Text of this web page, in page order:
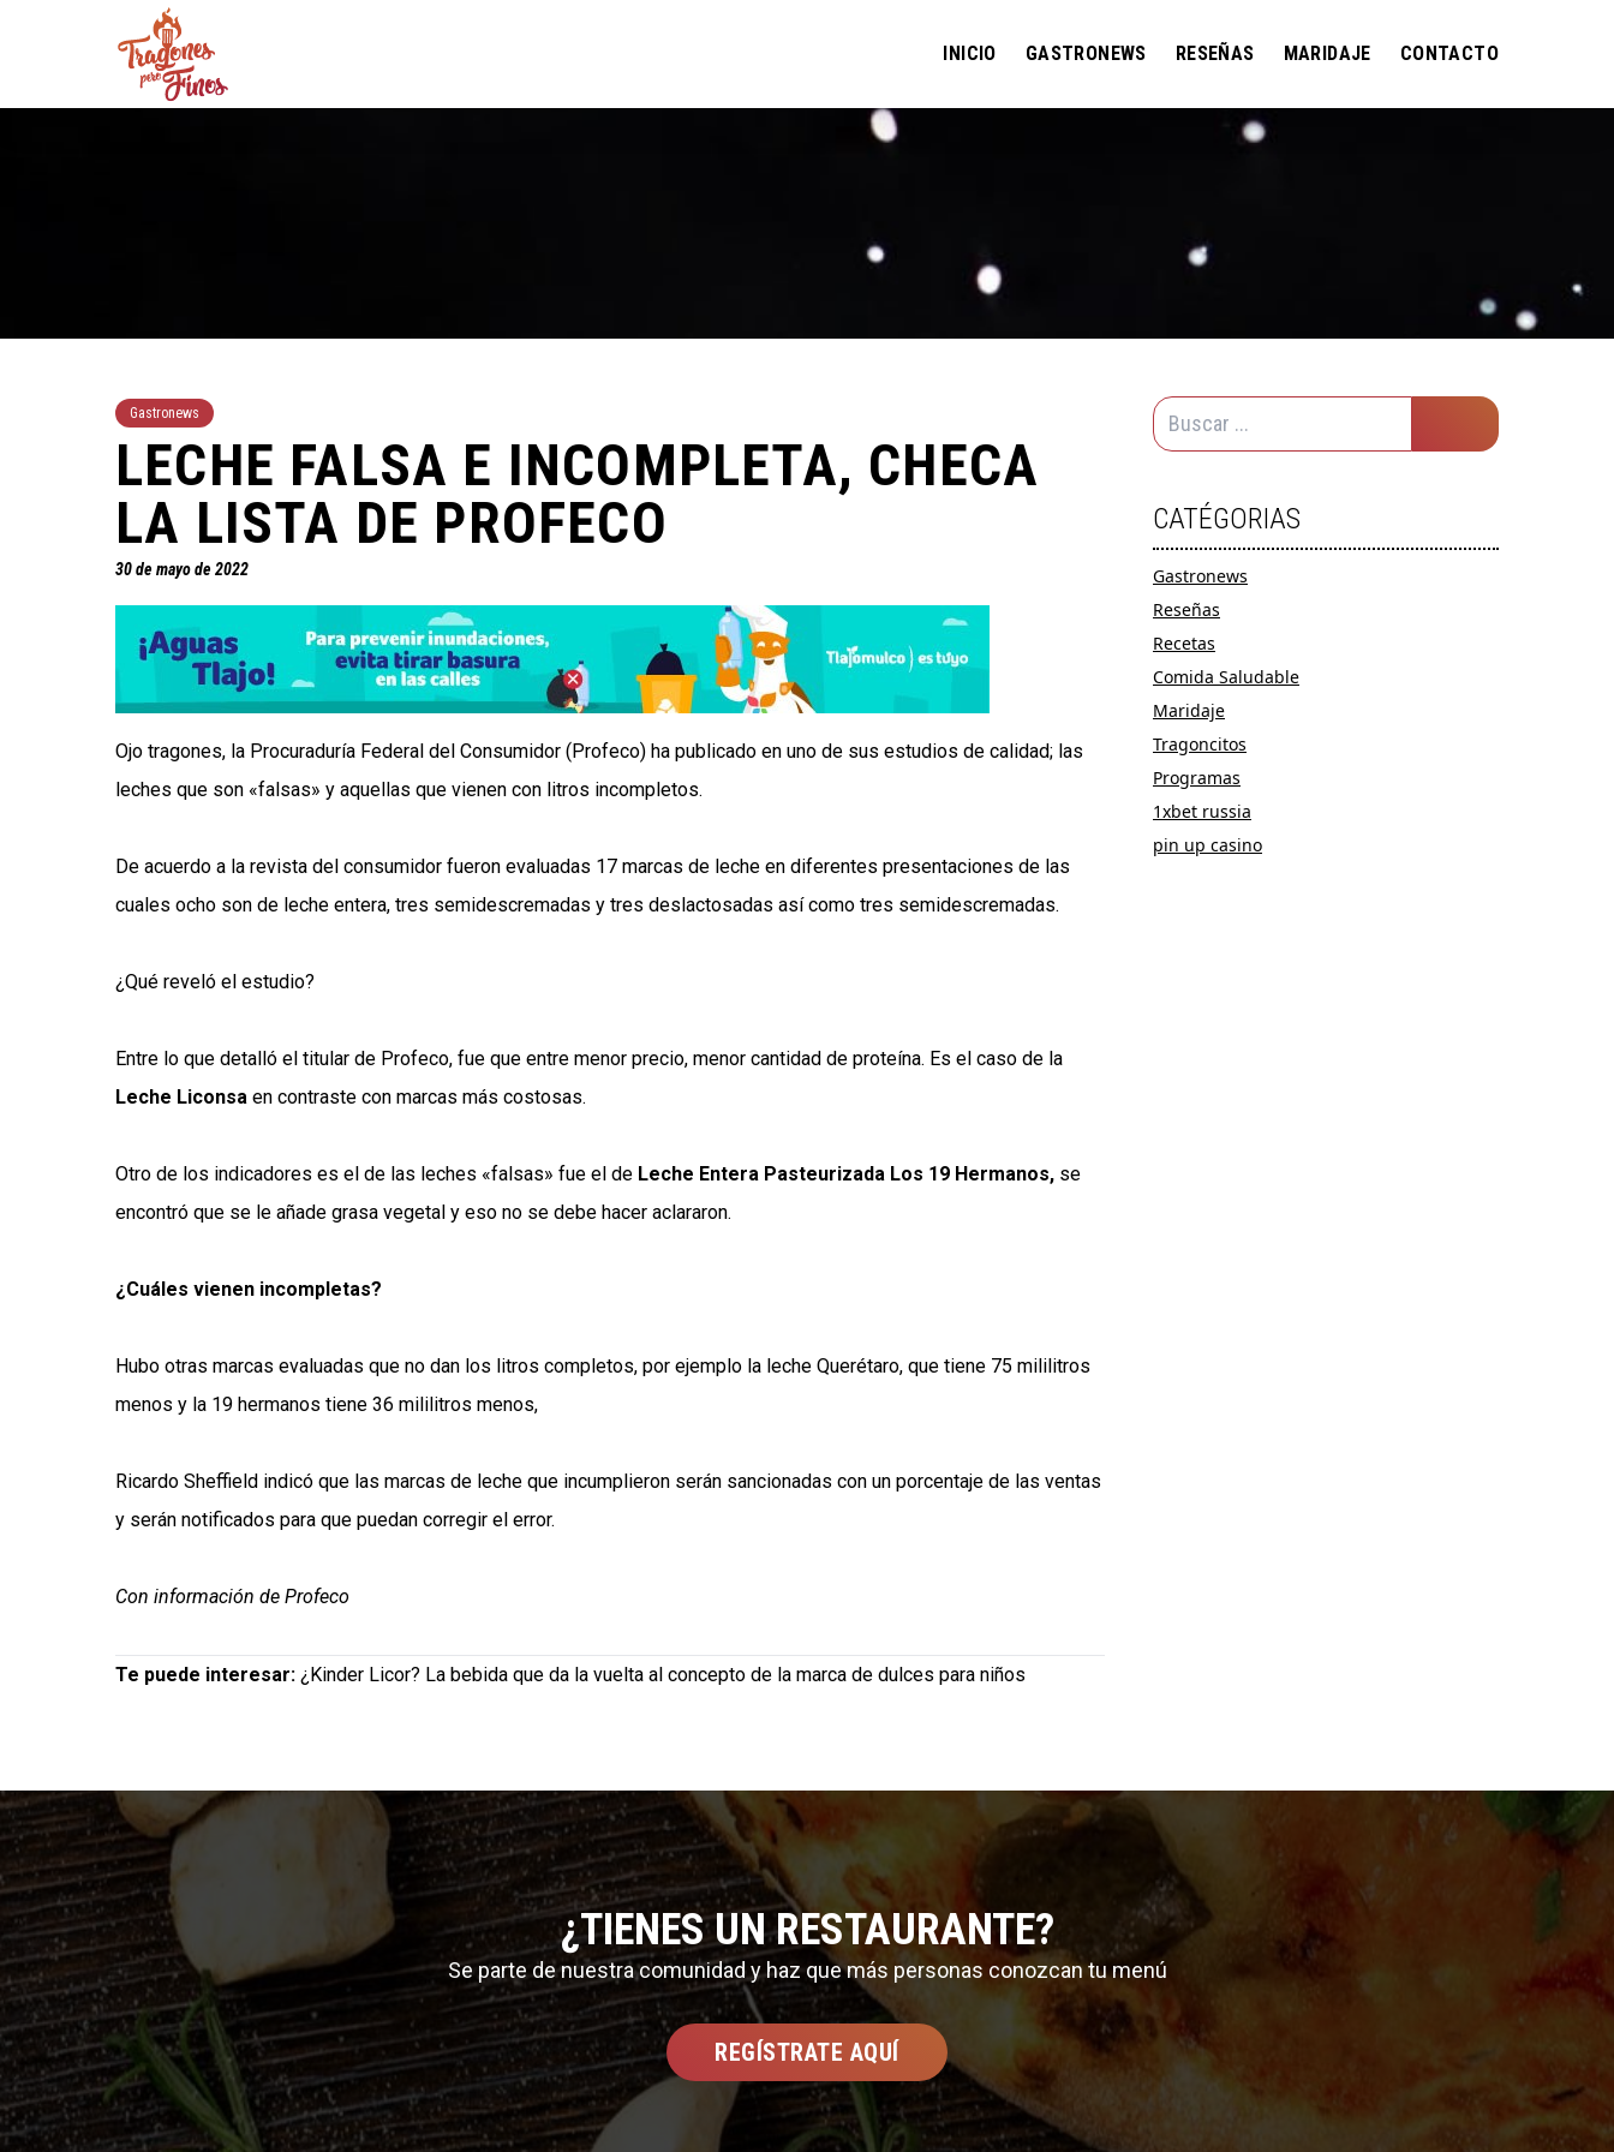
INICIO GASTRONEWS RESEÑAS MARIDAJE CONTACTO
Gastronews
LECHE FALSA E INCOMPLETA, CHECA
LA LISTA DE PROFECO
30 de mayo de 2022
Ojo tragones, la Procuraduría Federal del Consumidor (Profeco) ha publicado en uno de sus estudios de calidad; las
leches que son «falsas» y aquellas que vienen con litros incompletos.
De acuerdo a la revista del consumidor fueron evaluadas 17 marcas de leche en diferentes presentaciones de las
cuales ocho son de leche entera, tres semidescremadas y tres deslactosadas así como tres semidescremadas.
¿Qué reveló el estudio?
Entre lo que detalló el titular de Profeco, fue que entre menor precio, menor cantidad de proteína. Es el caso de la
Leche Liconsa en contraste con marcas más costosas.
Otro de los indicadores es el de las leches «falsas» fue el de Leche Entera Pasteurizada Los 19 Hermanos, se
encontró que se le añade grasa vegetal y eso no se debe hacer aclararon.
¿Cuáles vienen incompletas?
Hubo otras marcas evaluadas que no dan los litros completos, por ejemplo la leche Querétaro, que tiene 75 mililitros
menos y la 19 hermanos tiene 36 mililitros menos,
Ricardo Sheffield indicó que las marcas de leche que incumplieron serán sancionadas con un porcentaje de las ventas
y serán notificados para que puedan corregir el error.
Con información de Profeco
Te puede interesar: ¿Kinder Licor? La bebida que da la vuelta al concepto de la marca de dulces para niños
CATÉGORIAS
Gastronews
Reseñas
Recetas
Comida Saludable
Maridaje
Tragoncitos
Programas
1xbet russia
pin up casino
¿TIENES UN RESTAURANTE?
Se parte de nuestra comunidad y haz que más personas conozcan tu menú
REGÍSTRATE AQUÍ